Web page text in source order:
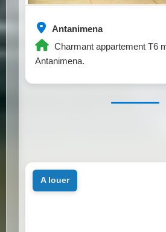
Antanimena
Charmant appartement T6
Antanimena.
a louer